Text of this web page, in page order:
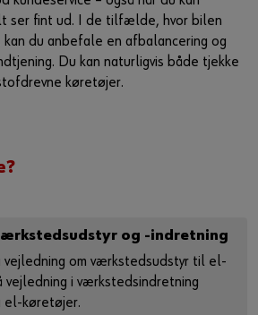
ser fint ud. I de tilfælde, hvor bilen
du anbefale en afbalancering og
Du kan naturligvis både tjekke
køretøjer.
og -indretning
vejledning om værkstedsudstyr til el-
vejledning i værkstedsindretning
el-køretøjer.